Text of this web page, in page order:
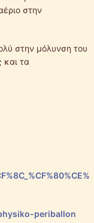
στην
στην μόλυνση του
και τα
periballon